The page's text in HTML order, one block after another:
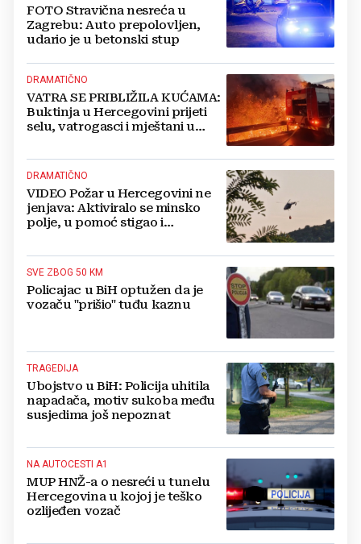
FOTO Stravična nesreća u
Zagrebu: Auto prepolovljen,
udario je u betonski stup
DRAMATIČNO
VATRA SE PRIBLIŽILA KUĆAMA:
Buktinja u Hercegovini prijeti
selu, vatrogasci i mještani u
DRAMATIČNO
VIDEO Požar u Hercegovini ne
jenjava: Aktiviralo se minsko
polje, u pomoć stigao i
SVE ZBOG 50 KM
Policajac u BiH optužen da je
vozaču "prišio" tuđu kaznu
TRAGEDIJA
Ubojstvo u BiH: Policija uhitila
napadača, motiv sukoba među
susjedima još nepoznat
NA AUTOCESTI A1
MUP HNŽ-a o nesreći u tunelu
Hercegovina u kojoj je teško
ozlijeđen vozač